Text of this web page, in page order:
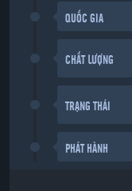
QUỐC GIA
CHẤT LƯỢNG
TRẠNG THÁI
PHÁT HÀNH